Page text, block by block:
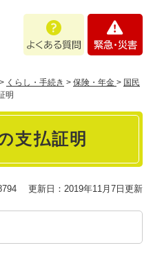
あ
問
・
> くらし・手続き > 保険・年金 > 国民
明
支払証明
更新日：2019年11月7日更新